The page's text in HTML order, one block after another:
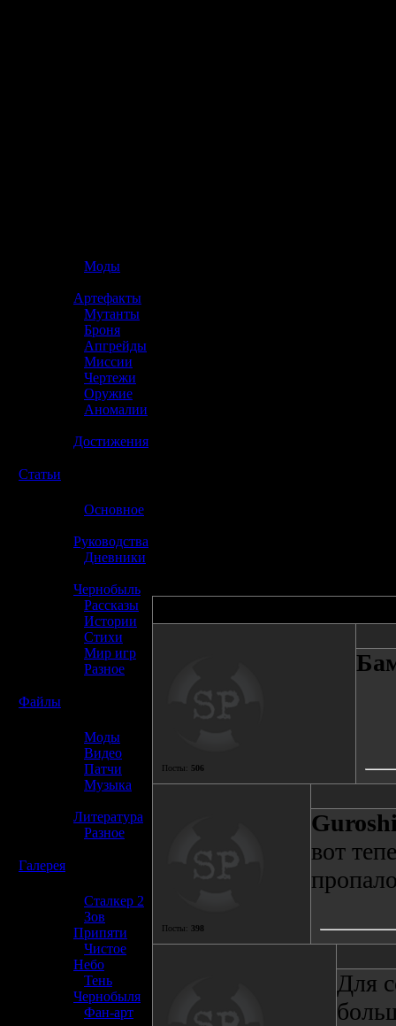
Моды
Артефакты
Мутанты
Броня
Апгрейды
Миссии
Чертежи
Оружие
Аномалии
Достижения
Статьи
Основное
Руководства
Дневники
Чернобыль
Рассказы
Истории
Стихи
Мир игр
Разное
Файлы
Моды
Видео
Патчи
Музыка
Литература
Разное
Галерея
Сталкер 2
Зов
Припяти
Чистое
Небо
Тень
Чернобыля
Фан-арт
Посты: 506
Посты: 398
вот
Для